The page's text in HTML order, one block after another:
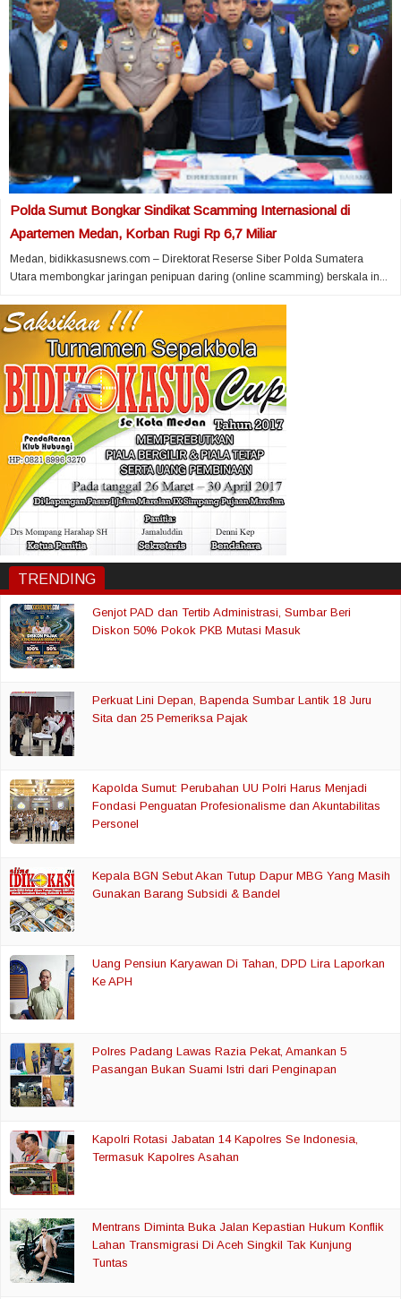
Polda Sumut Bongkar Sindikat Scamming Internasional di
Apartemen Medan, Korban Rugi Rp 6,7 Miliar
Medan, bidikkasusnews.com – Direktorat Reserse Siber Polda Sumatera
Utara membongkar jaringan penipuan daring (online scamming) berskala in...
TRENDING
Genjot PAD dan Tertib Administrasi, Sumbar Beri
Diskon 50% Pokok PKB Mutasi Masuk
Perkuat Lini Depan, Bapenda Sumbar Lantik 18 Juru
Sita dan 25 Pemeriksa Pajak
Kapolda Sumut: Perubahan UU Polri Harus Menjadi
Fondasi Penguatan Profesionalisme dan Akuntabilitas
Personel
Kepala BGN Sebut Akan Tutup Dapur MBG Yang Masih
Gunakan Barang Subsidi & Bandel
Uang Pensiun Karyawan Di Tahan, DPD Lira Laporkan
Ke APH
Polres Padang Lawas Razia Pekat, Amankan 5
Pasangan Bukan Suami Istri dari Penginapan
Kapolri Rotasi Jabatan 14 Kapolres Se Indonesia,
Termasuk Kapolres Asahan
Mentrans Diminta Buka Jalan Kepastian Hukum Konflik
Lahan Transmigrasi Di Aceh Singkil Tak Kunjung
Tuntas